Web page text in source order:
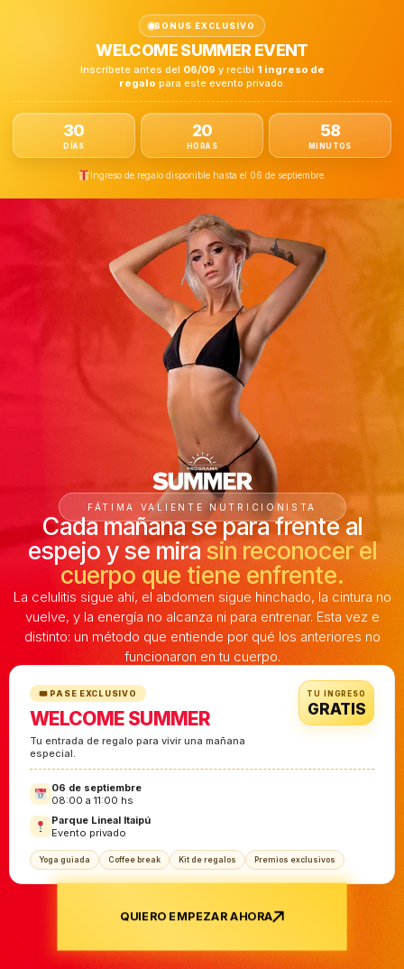
BONUS EXCLUSIVO
WELCOME SUMMER EVENT
Inscríbete antes del 06/09 y recibí 1 ingreso de
regalo para este evento privado.
30
DÍAS
20
HORAS
58
MINUTOS
Ingreso de regalo disponible hasta el 06 de septiembre.
FÁTIMA VALIENTE NUTRICIONISTA
Cada mañana se para frente al
espejo y se mira sin reconocer el
cuerpo que tiene enfrente.
🎟 PASE EXCLUSIVO
WELCOME SUMMER
Tu entrada de regalo para vivir una mañana
especial.
TU INGRESO
GRATIS
06 de septiembre
08:00 a 11:00 hs
Parque Lineal Itaipú
Evento privado
Yoga guiada Coffee break Kit de regalos Premios exclusivos
QUIERO EMPEZAR AHORA
La celulitis sigue ahí, el abdomen sigue hinchado, la cintura no
vuelve, y la energía no alcanza ni para entrenar. Esta vez e
distinto: un método que entiende por qué los anteriores no
funcionaron en tu cuerpo.